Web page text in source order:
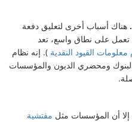
هناك أسباب أخرى لتعليق دفعة
تعمل على نطاق واسع، تعد
معلومات القيود النقدية ). إنه نظام
البنوك ومحضري الديون والمؤسسات
إلا أن المؤسسات مثل مفتشية